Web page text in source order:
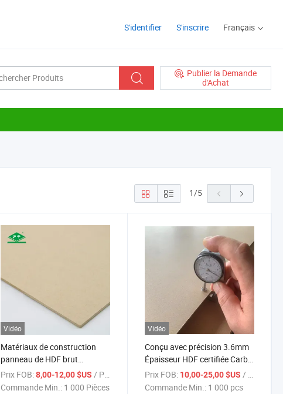
S'identifier S'inscrire Français
Publier la Demande
d'Achat
1/5
Vidéo
Matériaux de construction
panneau de HDF brut
2420mmx1215mmx3.0mm
E2
Prix FOB: 8,00-12,00 $US / Pièce
Commande Min.: 1 000 Pièces
Vidéo
Conçu avec précision 3.6mm
Épaisseur HDF certifiée Carb
avec finition poncée idéale
pour des surfaces de placard
Prix FOB: 10,00-25,00 $US / pcs
Commande Min.: 1 000 pcs